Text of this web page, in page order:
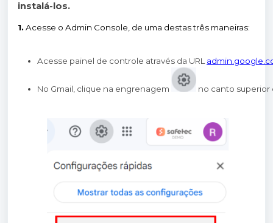
instalá-los.
1. Acesse o Admin Console, de uma destas três maneiras:
Acesse painel de controle através da URL
No Gmail, clique na engrenagem no canto superior